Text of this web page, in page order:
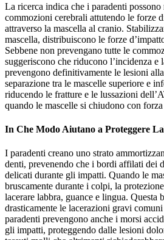
La ricerca indica che i paradenti
commozioni cerebrali attutendo le forze
attraverso la mascella al cranio.
mascella, distribuiscono le forze
Sebbene non prevengano tutte le
suggeriscono che riducono l’incidenza e
prevengono definitivamente le lesioni
separazione tra le mascelle superiore e
riducendo le fratture e le lussazioni
quando le mascelle si chiudono con
In Che Modo Aiutano a Proteggere
I paradenti creano uno strato
denti, prevenendo che i bordi affilati dei
delicati durante gli impatti. Quando le
bruscamente durante i colpi, la
lacerare labbra, guance e lingua. Questa
drasticamente le lacerazioni gravi
paradenti prevengono anche i morsi
gli impatti, proteggendo dalle lesioni